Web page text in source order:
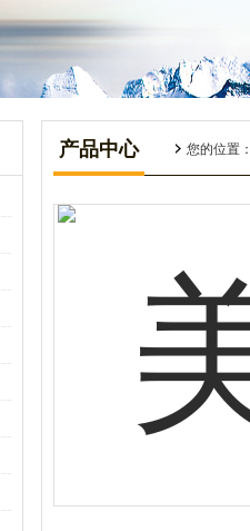
产品中心 您的位置